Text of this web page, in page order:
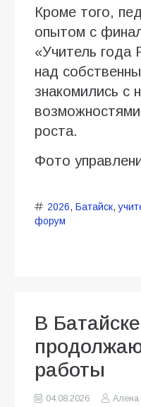
Кроме того,
опытом с
«Учитель года
над
знакомились с
роста.
Фото
2026, Батайск,
форум
В Батайске
работы
04.08.2026
Алена